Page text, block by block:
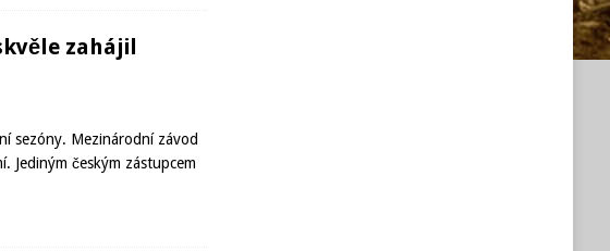
zahájil
sezóny. Mezinárodní závod
Jediným českým zástupcem